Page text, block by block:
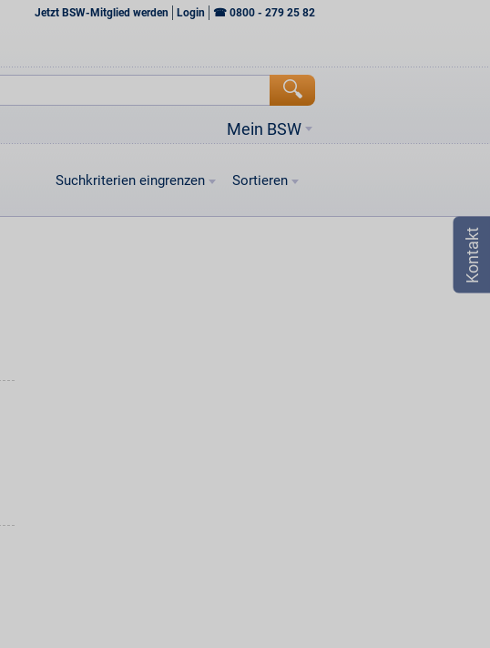
Jetzt BSW-Mitglied werden Login ☎ 0800 - 279 25 82
Mein BSW
Suchkriterien eingrenzen Sortieren